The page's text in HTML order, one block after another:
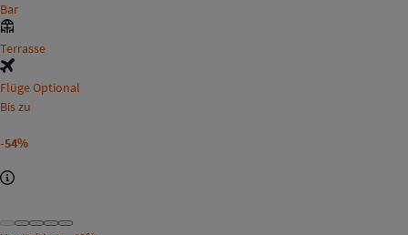
Bar
Terrasse
Flüge Optional
Bis zu
-54%